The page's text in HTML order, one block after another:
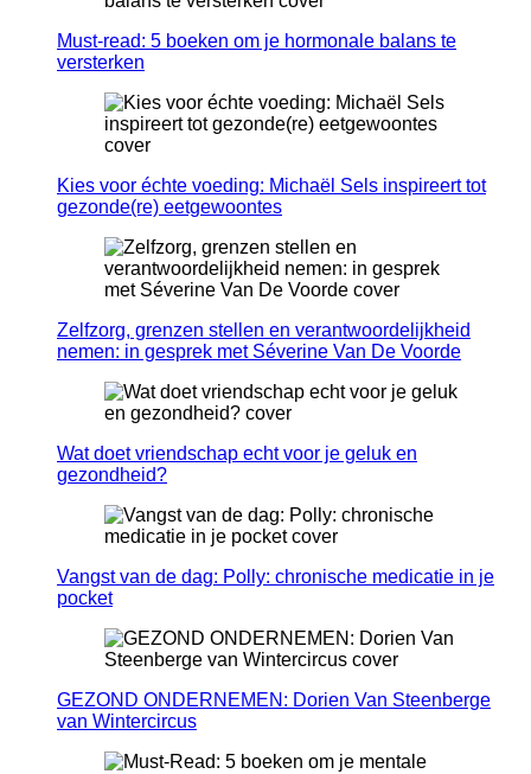
Must-read: 5 boeken om je hormonale balans te
versterken
Kies voor échte voeding: Michaël Sels inspireert tot
gezonde(re) eetgewoontes
Zelfzorg, grenzen stellen en verantwoordelijkheid
nemen: in gesprek met Séverine Van De Voorde
Wat doet vriendschap echt voor je geluk en
gezondheid?
Vangst van de dag: Polly: chronische medicatie in je
pocket
GEZOND ONDERNEMEN: Dorien Van Steenberge
van Wintercircus